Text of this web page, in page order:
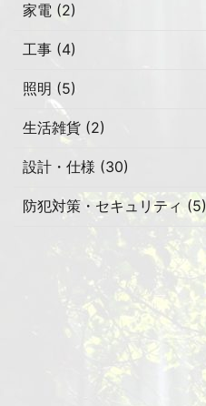
家電 (2)
工事 (4)
照明 (5)
生活雑貨 (2)
設計・仕様 (30)
防犯対策・セキュリティ (5)